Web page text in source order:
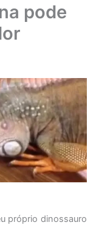
pode
próprio dinossauro